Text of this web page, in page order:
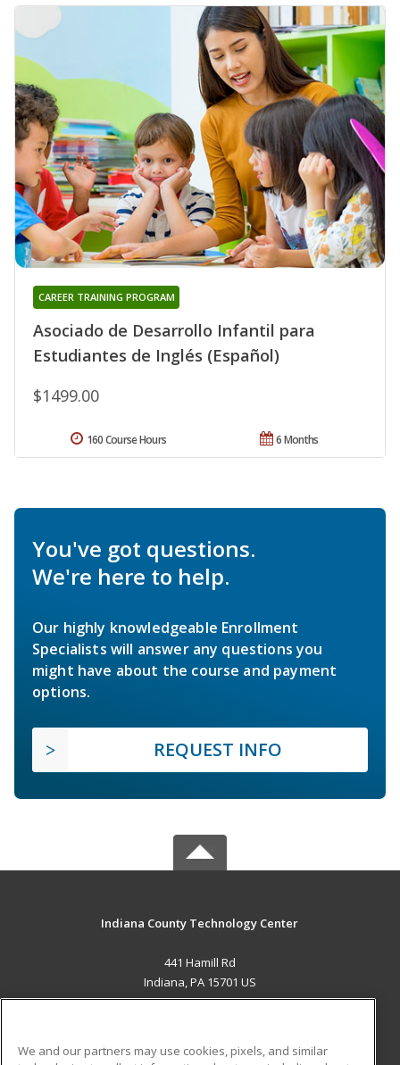
Asociado de Desarrollo Infantil para
Estudiantes de Inglés (Español)
CAREER TRAINING PROGRAM
$1499.00
6 Months
160 Course Hours
You've got questions.
We're here to help.
Our highly knowledgeable Enrollment
Specialists will answer any questions you
might have about the course and payment
options.
REQUEST INFO
Indiana County Technology Center
441 Hamill Rd
Indiana, PA 15701 US
We and our partners may use cookies, pixels, and similar